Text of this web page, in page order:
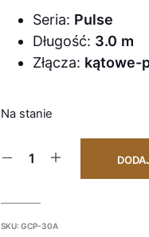
Seria: Pulse
Długość: 3.0 m
Złącza: kątowe-
Na stanie
SKU:GCP-30A